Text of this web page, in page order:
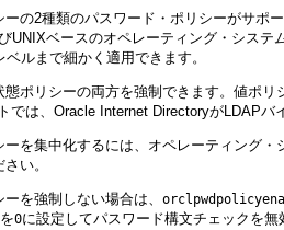
の2種類のパスワード・ポリシーがサ
UNIXベースのオペレーティング・シス
ルまで細かく適用できます。
ポリシーの両方を強制できます。値ポ
では、Oracle Internet DirectoryがLDAPバ
を集中化するには、オペレーティング
い。
を強制しない場合は、
を0に設定してパスワード構文チェックを無